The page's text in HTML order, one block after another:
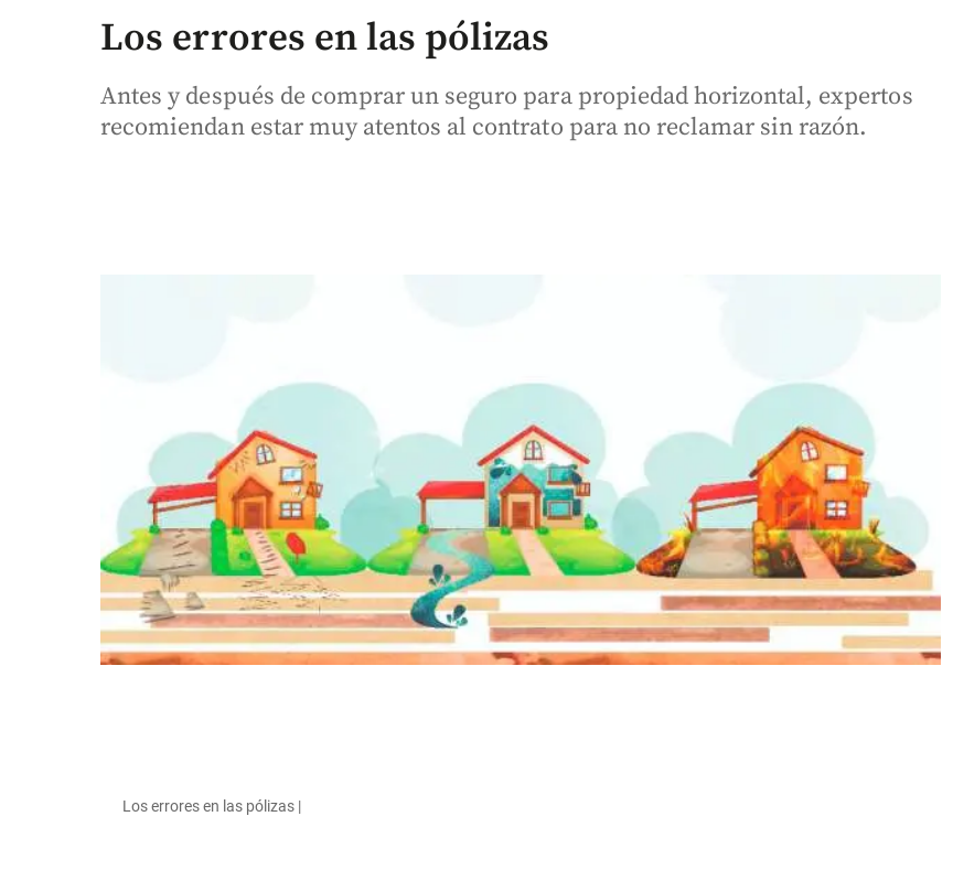
Los errores en las pólizas
Antes y después de comprar un seguro para propiedad horizontal, expertos
recomiendan estar muy atentos al contrato para no reclamar sin razón.
Los errores en las pólizas |